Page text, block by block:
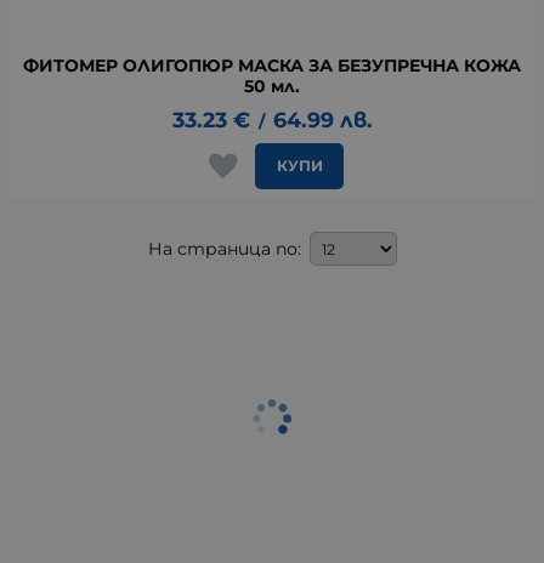
ФИТОМЕР ОЛИГОПЮР МАСКА ЗА БЕЗУПРЕЧНА КОЖА
50 мл.
33.23 € / 64.99 лв.
КУПИ
На страница по: